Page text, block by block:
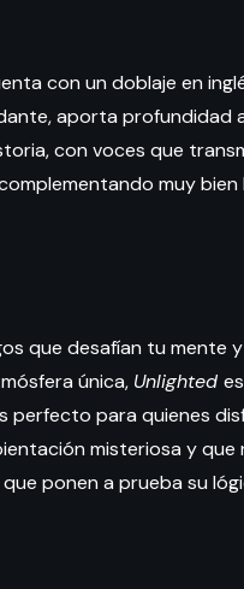
con un doblaje en
aporta profundidad
con voces que
muy bien
que desafían tu mente
única, Unlighted
perfecto para quienes
misteriosa y que
ponen a prueba su